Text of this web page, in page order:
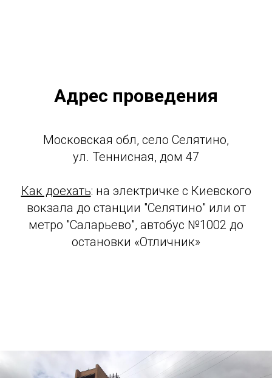
Адрес проведения
Московская обл, село Селятино,
ул. Теннисная, дом 47
Как доехать: на электричке c Киевского
вокзала до станции "Селятино" или от
метро "Саларьево", автобус №1002 до
остановки «Отличник»